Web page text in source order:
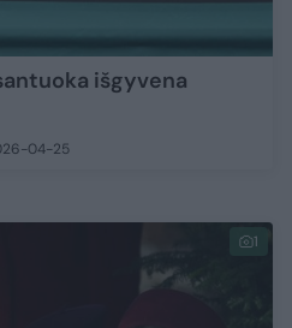
išgyvena
04-25
1